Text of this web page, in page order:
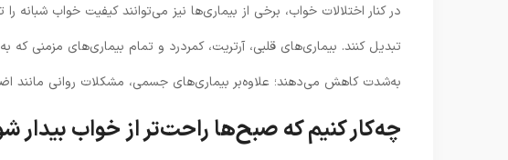
در کنار اختلالات خواب، برخی از بیماری‌ها نیز می‌توانند کیفیت خواب
تبدیل کنند. بیماری‌های قلبی، آرتریت، کمردرد و تمام بیماری‌های مزمنی
به‌شدت کاهش می‌دهند؛ علاوه‌بر بیماری‌های جسمی، مشکلات روانی مانند
چه‌کار کنیم که صبح‌ها راحت‌تر از خواب بیدار